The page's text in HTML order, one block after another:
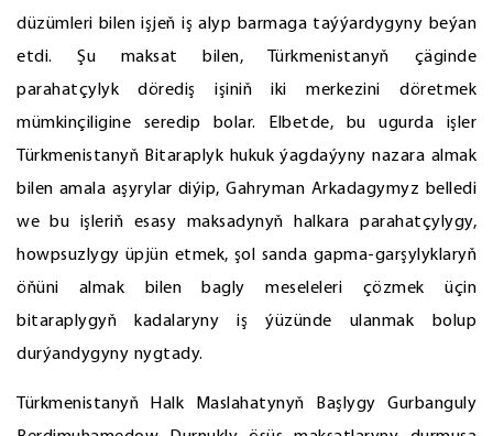
düzümleri bilen işjeň iş alyp barmaga taýýardygyny beýan
etdi. Şu maksat bilen, Türkmenistanyň çäginde
parahatçylyk dörediş işiniň iki merkezini döretmek
mümkinçiligine seredip bolar. Elbetde, bu ugurda işler
Türkmenistanyň Bitaraplyk hukuk ýagdaýyny nazara almak
bilen amala aşyrylar diýip, Gahryman Arkadagymyz belledi
we bu işleriň esasy maksadynyň halkara parahatçylygy,
howpsuzlygy üpjün etmek, şol sanda gapma-garşylyklaryň
öňüni almak bilen bagly meseleleri çözmek üçin
bitaraplygyň kadalaryny iş ýüzünde ulanmak bolup
durýandygyny nygtady.
Türkmenistanyň Halk Maslahatynyň Başlygy Gurbanguly